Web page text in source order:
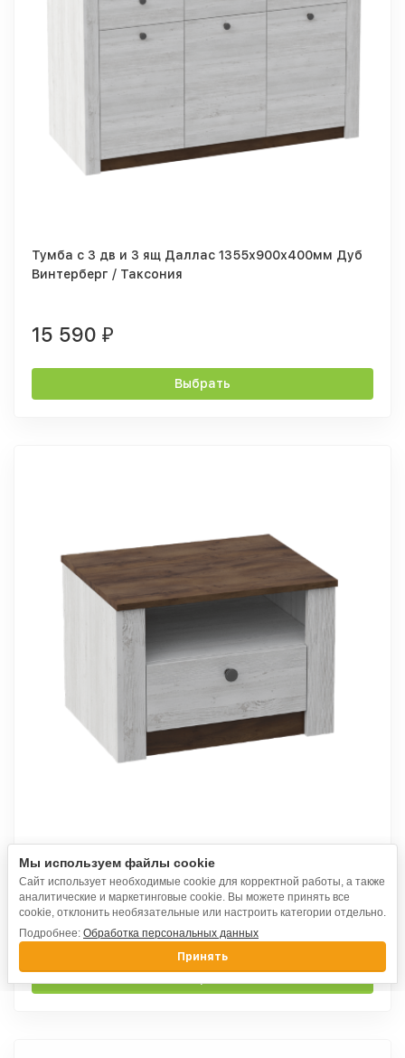
Тумба с 3 дв и 3 ящ Даллас 1355х900х400мм Дуб
Винтерберг / Таксония
15 590 ₽
Выбрать
Тумба с ящиком Даллас дуб винтерберг /
таксония
3 990₽
Выбрать
Мы используем файлы cookie
Сайт использует необходимые cookie для корректной работы, а также
аналитические и маркетинговые cookie. Вы можете принять все
cookie, отклонить необязательные или настроить категории отдельно.
Подробнее: Обработка персональных данных
Принять